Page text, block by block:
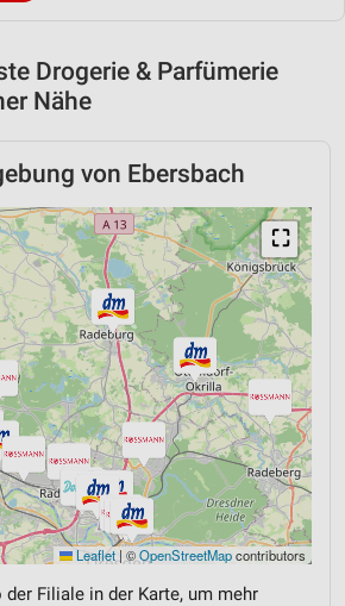
Drogerie & Parfümerie
Nähe
von Ebersbach
⛶
Leaflet | ©OpenStreetMapcontributors
Filiale in der Karte, um mehr